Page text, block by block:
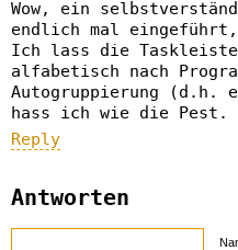
Wow, ein
endlich mal
Ich lass die
alfabetisch nach
Autogruppierung (d.h.
hass ich wie die Pest.
Reply
Antworten